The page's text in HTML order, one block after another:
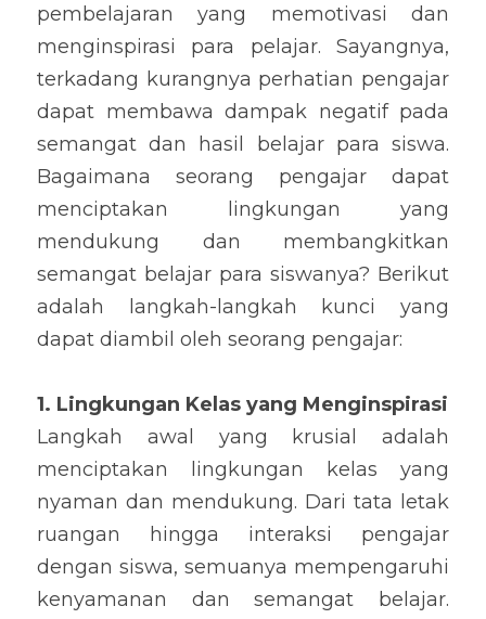
pembelajaran yang memotivasi dan
menginspirasi para pelajar. Sayangnya,
terkadang kurangnya perhatian pengajar
dapat membawa dampak negatif pada
semangat dan hasil belajar para siswa.
Bagaimana seorang pengajar dapat
menciptakan lingkungan yang
mendukung dan membangkitkan
semangat belajar para siswanya? Berikut
adalah langkah-langkah kunci yang
dapat diambil oleh seorang pengajar:
1. Lingkungan Kelas yang Menginspirasi
Langkah awal yang krusial adalah
menciptakan lingkungan kelas yang
nyaman dan mendukung. Dari tata letak
ruangan hingga interaksi pengajar
dengan siswa, semuanya mempengaruhi
kenyamanan dan semangat belajar.